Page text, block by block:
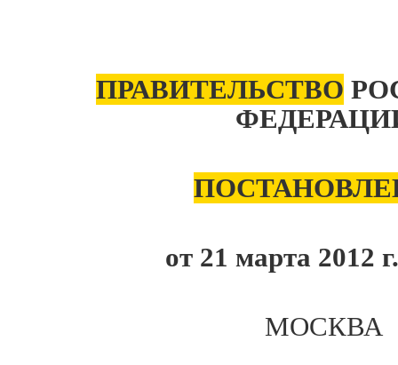
ПРАВИТЕЛЬСТВО
от 21 марта 2012
МОСКВА